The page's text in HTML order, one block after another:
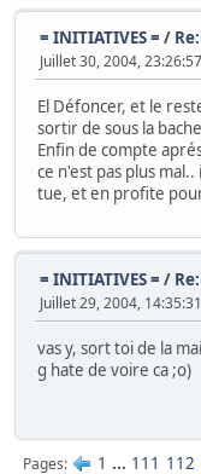
= INITIATIVES = /
Juillet 30, 2004, 23:26:57
El Défoncer, et le
sortir de sous la
Enfin de compte
ce n'est pas plus
tue, et en profite
= INITIATIVES = /
Juillet 29, 2004, 14:35:31
vas y, sort toi de la
g hate de voire ca ;o)
Pages 1 ... 111 112